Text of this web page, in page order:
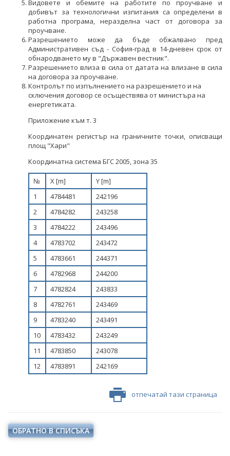
НЕФТ И ПРИРОДЕН ГАЗ
ТВЪРДИ ГОРИВА
СТРОИТЕЛНИ МАТЕРИАЛИ
СКАЛНООБЛИЦОВЪЧНИ МАТЕРИАЛИ
МИННИ ОТПАДЪЦИ
ИНИЦИАТИВА НА ЕВРОПЕЙСКАТА КОМИСИЯ ЗА
СУРОВИНИТЕ
ИНИЦИАТИВА НА ЕВРОПЕЙСКАТА КОМИСИЯ ЗА
ВЪГЛЕРОДЕН ДИОКСИД В ГЕОЛОЖКИ ФОРМАЦИИ
СЪГЛАСУВАНИ ЦЯЛОСТНИ ПРОЕКТИ ЗА ДОБИВ
ПРОЕКТИ
ПРЕКРАТЕНИ ПРОЦЕДУРИ
НАЦИОНАЛЕН ПЛАН ЗА ИНВЕСТИЦИИ
ТЕРИТОРИАЛНИ ПЛАНОВЕ ЗА СПРАВЕДЛИВ ПРЕХОД
Видовете и обемите на работите по проучване и
добивът за технологични изпитания са определени в
работна програма, неразделна част от договора за
проучване.
Разрешението може да бъде обжалвано пред
Административен съд - София-град в 14-дневен срок от
обнародването му в "Държавен вестник".
Разрешението влиза в сила от датата на влизане в сила
на договора за проучване.
Контролът по изпълнението на разрешението и на
сключения договор се осъществява от министъра на
енергетиката.
Приложение към т. 3
Координатен регистър на граничните точки, описващи
площ "Хари"
Координатна система БГС 2005, зона 35
№ Х [m]
Y [m]
1
4784481
242196
2
4784282
243258
3
4784222
243496
4
4783702
243472
5
4783661
244371
6
4782968
244200
7
4782824
243833
8
4782761
243469
9
4783240
243491
10
4783432
243249
11
4783850
243078
12
4783891 242169
отпечатай тази страница
ОБРАТНО В СПИСЪКА